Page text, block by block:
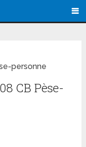
personne
CB Pèse-